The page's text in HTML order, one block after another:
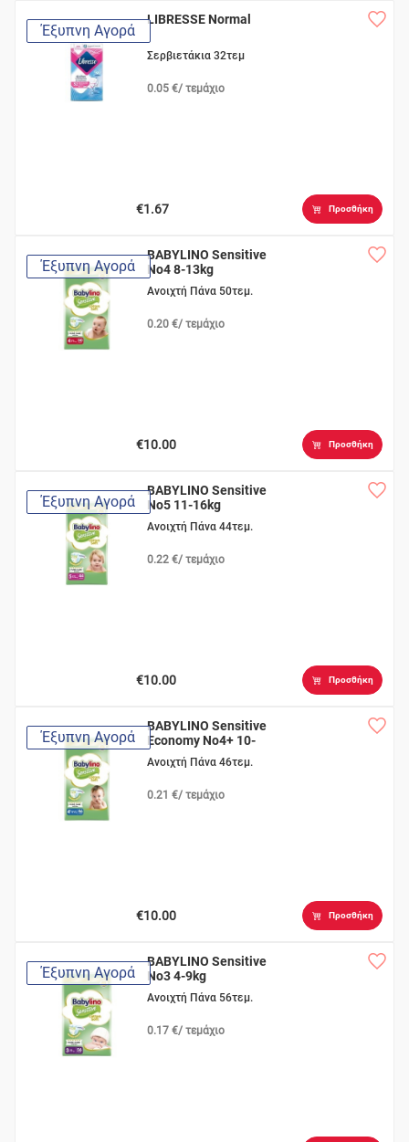
Έξυπνη Αγορά
LIBRESSE Normal
Σερβιετάκια 32τεμ
0.05 €/ τεμάχιο
€1.67 Προσθήκη
Έξυπνη Αγορά
BABYLINO Sensitive
No4 8-13kg
Ανοιχτή Πάνα 50τεμ.
0.20 €/ τεμάχιο
€10.00 Προσθήκη
Έξυπνη Αγορά
BABYLINO Sensitive
No5 11-16kg
Ανοιχτή Πάνα 44τεμ.
0.22 €/ τεμάχιο
€10.00 Προσθήκη
Έξυπνη Αγορά
BABYLINO Sensitive
Economy No4+ 10-
15kg
Ανοιχτή Πάνα 46τεμ.
0.21 €/ τεμάχιο
€10.00 Προσθήκη
Έξυπνη Αγορά
BABYLINO Sensitive
No3 4-9kg
Ανοιχτή Πάνα 56τεμ.
0.17 €/ τεμάχιο